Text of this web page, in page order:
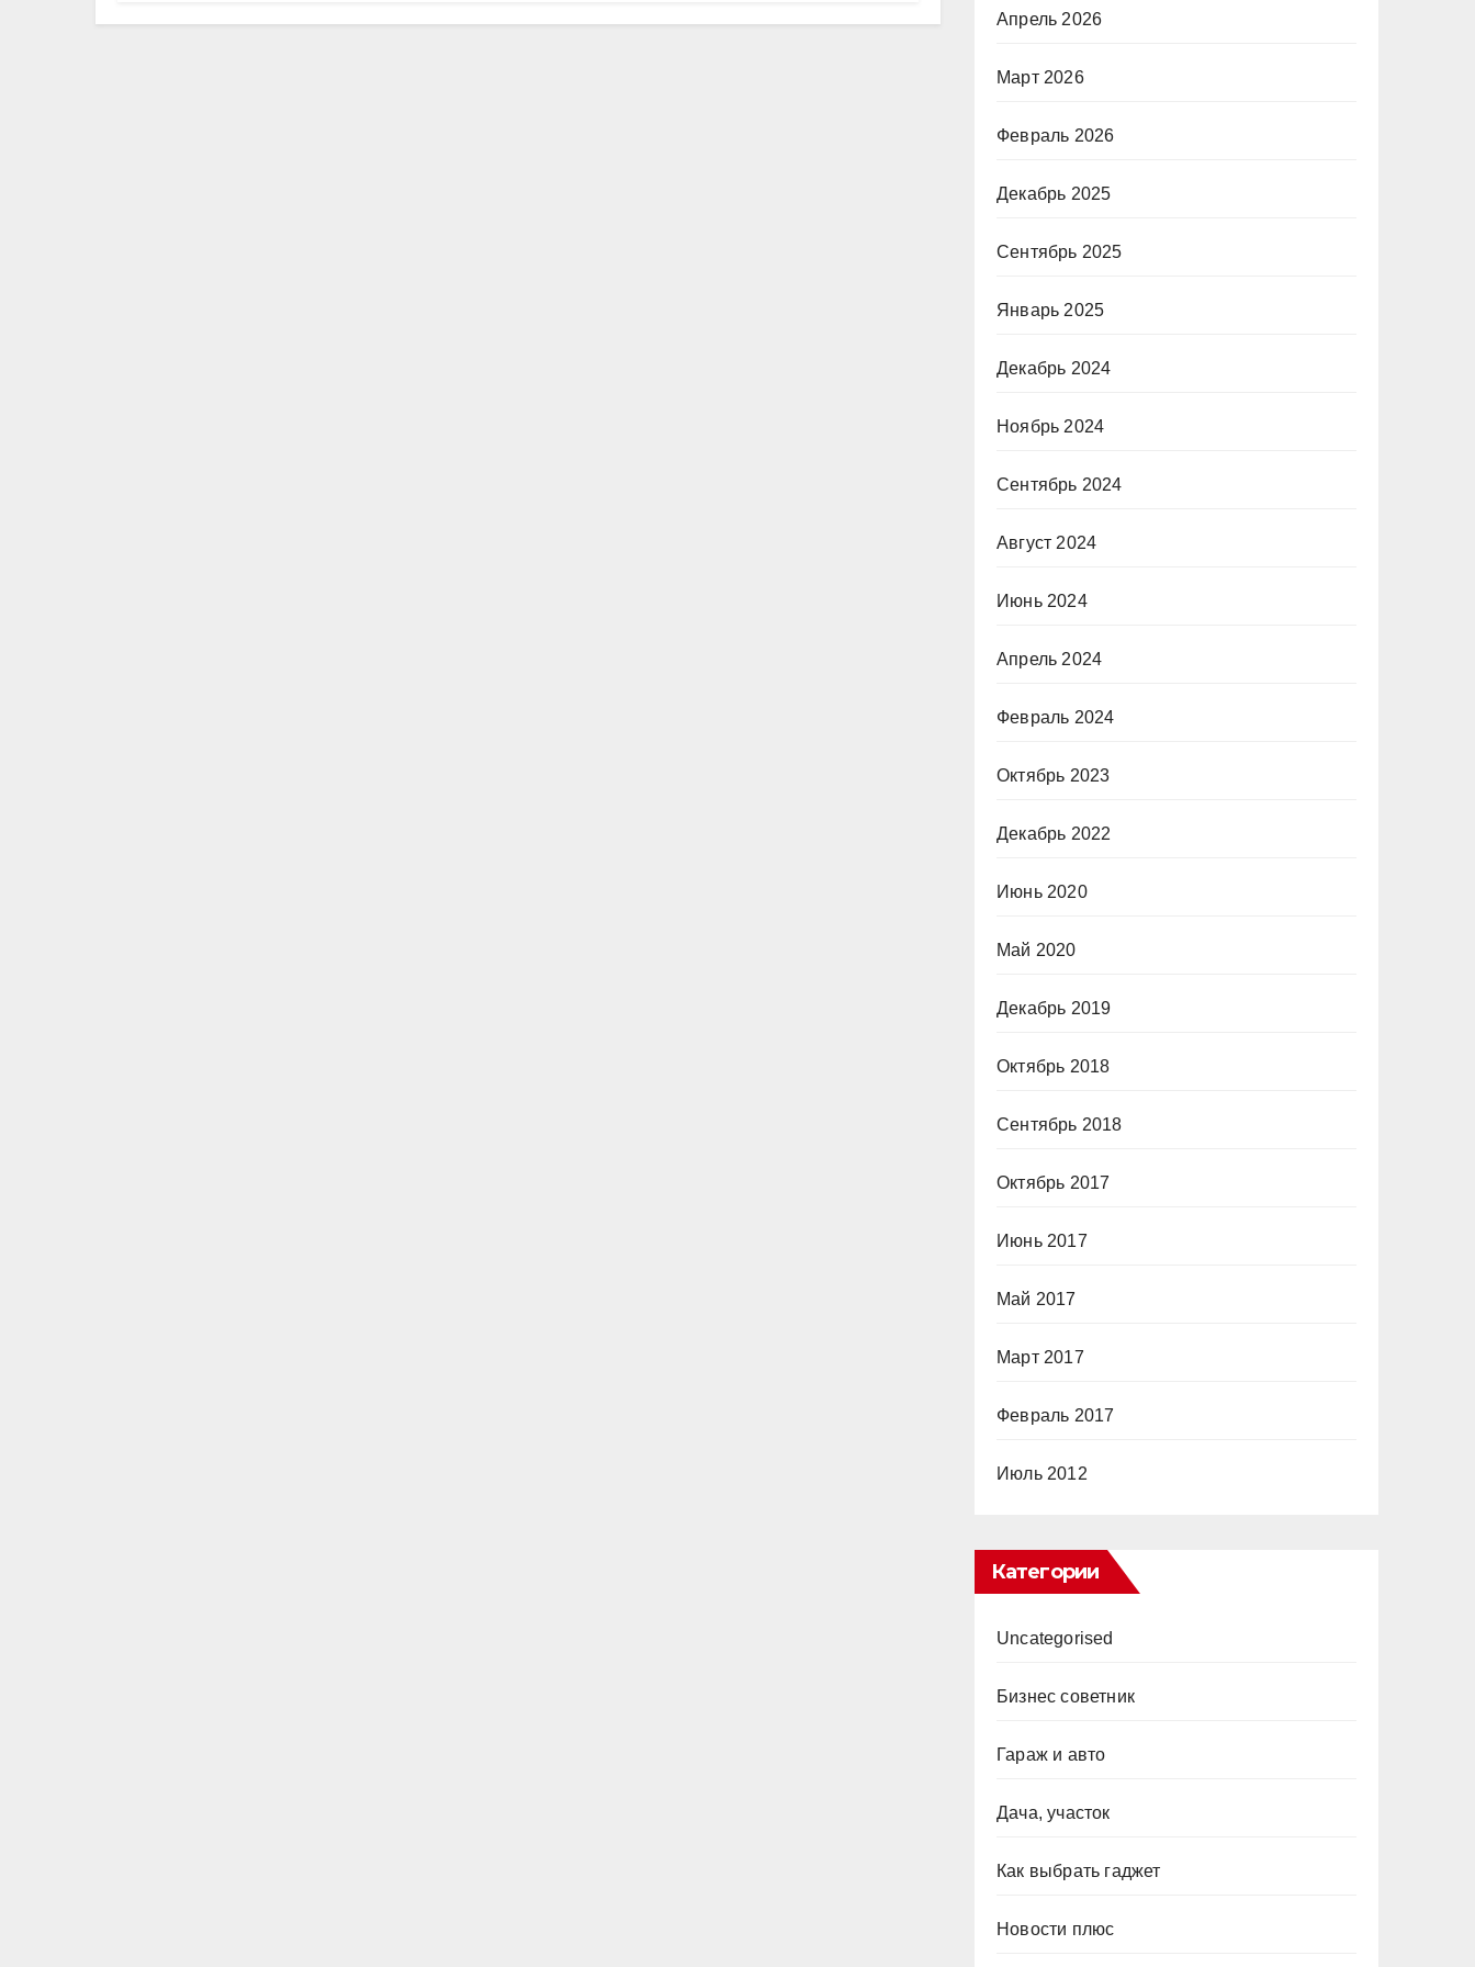
Апрель 2026
Март 2026
Февраль 2026
Декабрь 2025
Сентябрь 2025
Январь 2025
Декабрь 2024
Ноябрь 2024
Сентябрь 2024
Август 2024
Июнь 2024
Апрель 2024
Февраль 2024
Октябрь 2023
Декабрь 2022
Июнь 2020
Май 2020
Декабрь 2019
Октябрь 2018
Сентябрь 2018
Октябрь 2017
Июнь 2017
Май 2017
Март 2017
Февраль 2017
Июль 2012
Категории
Uncategorised
Бизнес советник
Гараж и авто
Дача, участок
Как выбрать гаджет
Новости плюс